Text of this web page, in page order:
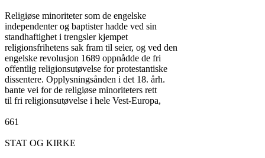
Religiøse minoriteter som de engelske
independenter og baptister hadde ved sin
standhaftighet i trengsler kjempet
religionsfrihetens sak fram til seier, og ved den
engelske revolusjon 1689 oppnådde de fri
offentlig religionsutøvelse for protestantiske
dissentere. Opplysningsånden i det 18. årh.
bante vei for de religiøse minoriteters rett
til fri religionsutøvelse i hele Vest-Europa,
661
STAT OG KIRKE